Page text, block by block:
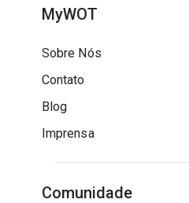
MyWOT
Sobre Nós
Contato
Blog
Imprensa
Comunidade